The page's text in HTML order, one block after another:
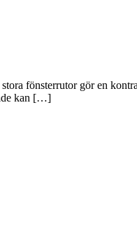
fönsterrutor gör en
kan […]